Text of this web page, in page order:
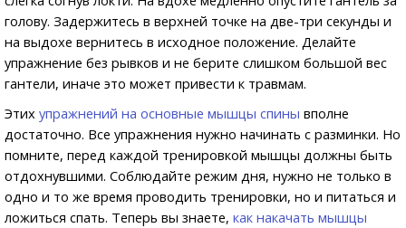
голову. Задержитесь в верхней точке на две-три секунды и
на выдохе вернитесь в исходное положение. Делайте
упражнение без рывков и не берите слишком большой вес
гантели, иначе это может привести к травмам.
Этих упражнений на основные мышцы спины вполне
достаточно. Все упражнения нужно начинать с разминки. Но
помните, перед каждой тренировкой мышцы должны быть
отдохнувшими. Соблюдайте режим дня, нужно не только в
одно и то же время проводить тренировки, но и питаться и
ложиться спать. Теперь вы знаете, как накачать мышцы